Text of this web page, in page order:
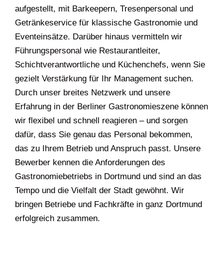
aufgestellt, mit Barkeepern, Tresenpersonal und
Getränkeservice für klassische Gastronomie und
Eventeinsätze. Darüber hinaus vermitteln wir
Führungspersonal wie Restaurantleiter,
Schichtverantwortliche und Küchenchefs, wenn Sie
gezielt Verstärkung für Ihr Management suchen.
Durch unser breites Netzwerk und unsere
Erfahrung in der Berliner Gastronomieszene können
wir flexibel und schnell reagieren – und sorgen
dafür, dass Sie genau das Personal bekommen,
das zu Ihrem Betrieb und Anspruch passt. Unsere
Bewerber kennen die Anforderungen des
Gastronomiebetriebs in Dortmund und sind an das
Tempo und die Vielfalt der Stadt gewöhnt. Wir
bringen Betriebe und Fachkräfte in ganz Dortmund
erfolgreich zusammen.